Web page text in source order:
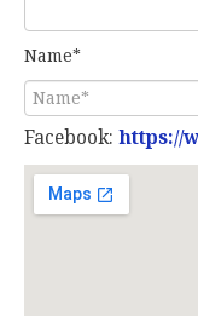
Name*
E-mail*
Facebook: https://